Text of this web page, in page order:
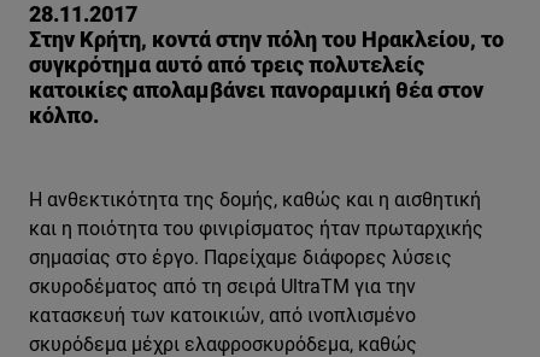
28.11.2017
Στην Κρήτη, κοντά στην πόλη του Ηρακλείου, το
συγκρότημα αυτό από τρεις πολυτελείς
κατοικίες απολαμβάνει πανοραμική θέα στον
κόλπο.
Η ανθεκτικότητα της δομής, καθώς και η αισθητική
και η ποιότητα του φινιρίσματος ήταν πρωταρχικής
σημασίας στο έργο. Παρείχαμε διάφορες λύσεις
σκυροδέματος από τη σειρά UltraTM για την
κατασκευή των κατοικιών, από ινοπλισμένο
σκυρόδεμα μέχρι ελαφροσκυρόδεμα, καθώς